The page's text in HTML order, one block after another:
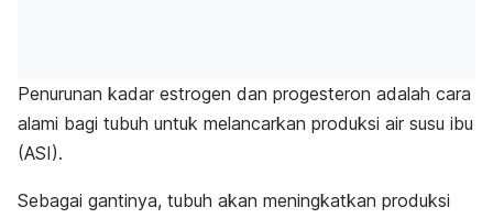
Penurunan kadar estrogen dan progesteron adalah cara
alami bagi tubuh untuk melancarkan produksi air susu ibu
(ASI).
Sebagai gantinya, tubuh akan meningkatkan produksi